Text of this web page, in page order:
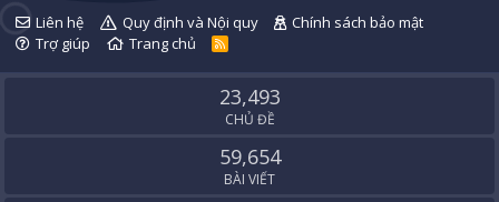
Liên hệ Quy định và Nội quy
Chính sách bảo mật
Trợ giúp
Trang chủ
R
S
23,493
CHỦ ĐỀ
59,654
BÀI VIẾT